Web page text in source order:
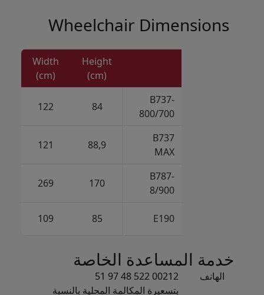
Wheelchair Dimensions
Height
(cm)
Width
(cm)
B737-
800/700
84
122
B737
MAX
88,9
121
B787-
8/900
170
269
E190
85
109
خدمة المساعدة الخاصة
الهاتف
00212 522 48 97 51
بتسعيرة المكالمة المحلية بالنسبة